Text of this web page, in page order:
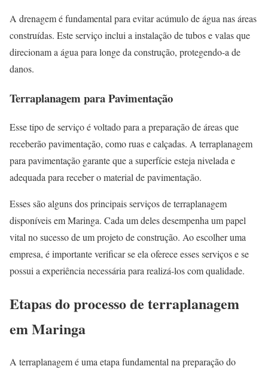
A drenagem é fundamental para evitar acúmulo de água nas áreas
construídas. Este serviço inclui a instalação de tubos e valas que
direcionam a água para longe da construção, protegendo-a de
danos.
Terraplanagem para Pavimentação
Esse tipo de serviço é voltado para a preparação de áreas que
receberão pavimentação, como ruas e calçadas. A terraplanagem
para pavimentação garante que a superfície esteja nivelada e
adequada para receber o material de pavimentação.
Esses são alguns dos principais serviços de terraplanagem
disponíveis em Maringa. Cada um deles desempenha um papel
vital no sucesso de um projeto de construção. Ao escolher uma
empresa, é importante verificar se ela oferece esses serviços e se
possui a experiência necessária para realizá-los com qualidade.
Etapas do processo de terraplanagem
em Maringa
A terraplanagem é uma etapa fundamental na preparação do